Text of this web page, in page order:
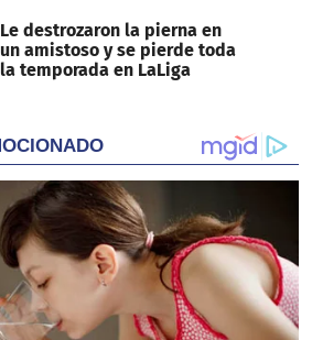
Le destrozaron la pierna en
un amistoso y se pierde toda
la temporada en LaLiga